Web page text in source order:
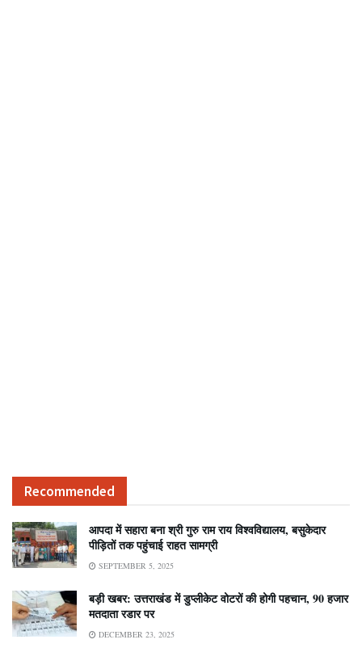
Recommended
आपदा में सहारा बना श्री गुरु राम राय विश्वविद्यालय, बसुकेदार
पीड़ितों तक पहुंचाई राहत सामग्री
SEPTEMBER 5, 2025
बड़ी खबर: उत्तराखंड में डुप्लीकेट वोटरों की होगी पहचान, 90 हजार
मतदाता रडार पर
DECEMBER 23, 2025